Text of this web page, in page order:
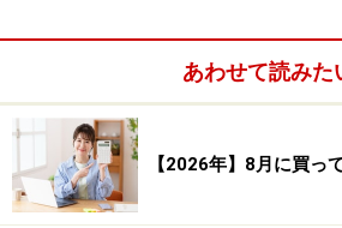
あわせて読みた
【2026年】8月に買っ